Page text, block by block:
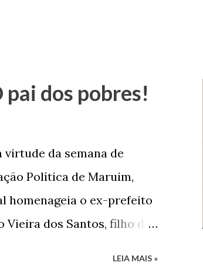
pai dos pobres!
virtude da semana de
Política de Maruim,
homenageia o ex-prefeito
Vieira dos Santos, filho de
LEIA MAIS »